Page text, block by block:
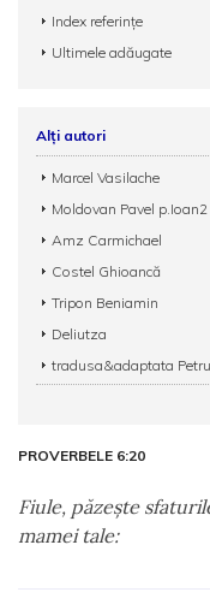
Index referințe
Ultimele adăugate
Alți autori
Marcel Vasilache
Moldovan Pavel p.Ioan2
Amz Carmichael
Costel Ghioancă
Tripon Beniamin
Deliutza
tradusa&adaptata
PROVERBELE 6:20
Fiule, păzeşte
mamei tale: